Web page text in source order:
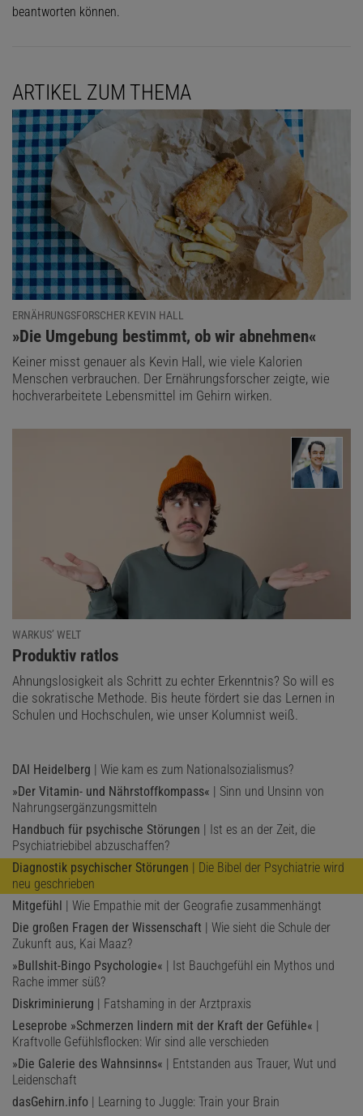
beantworten können.
ARTIKEL ZUM THEMA
ERNÄHRUNGSFORSCHER KEVIN HALL
:
»Die Umgebung bestimmt, ob wir abnehmen«
Keiner misst genauer als Kevin Hall, wie viele Kalorien
Menschen verbrauchen. Der Ernährungsforscher zeigte, wie
hochverarbeitete Lebensmittel im Gehirn wirken.
WARKUS’ WELT
:
Produktiv ratlos
Ahnungslosigkeit als Schritt zu echter Erkenntnis? So will es
die sokratische Methode. Bis heute fördert sie das Lernen in
Schulen und Hochschulen, wie unser Kolumnist weiß.
DAI Heidelberg | Wie kam es zum Nationalsozialismus?
»Der Vitamin- und Nährstoffkompass« | Sinn und Unsinn von
Nahrungsergänzungsmitteln
Handbuch für psychische Störungen | Ist es an der Zeit, die
Psychiatriebibel abzuschaffen?
Diagnostik psychischer Störungen | Die Bibel der Psychiatrie wird
neu geschrieben
Mitgefühl | Wie Empathie mit der Geografie zusammenhängt
Die großen Fragen der Wissenschaft | Wie sieht die Schule der
Zukunft aus, Kai Maaz?
»Bullshit-Bingo Psychologie« | Ist Bauchgefühl ein Mythos und
Rache immer süß?
Diskriminierung | Fatshaming in der Arztpraxis
Leseprobe »Schmerzen lindern mit der Kraft der Gefühle« |
Kraftvolle Gefühlsflocken: Wir sind alle verschieden
»Die Galerie des Wahnsinns« | Entstanden aus Trauer, Wut und
Leidenschaft
dasGehirn.info | Learning to Juggle: Train your Brain